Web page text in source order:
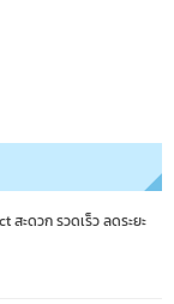
สะดวก รวดเร็ว ลดระยะ